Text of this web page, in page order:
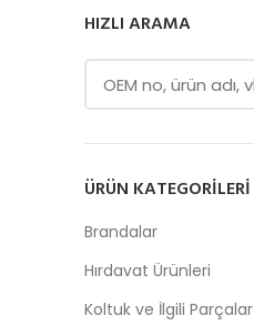
HIZLI ARAMA
ÜRÜN KATEGORILERI
Brandalar
Hırdavat Ürünleri
Koltuk ve İlgili Parçalar